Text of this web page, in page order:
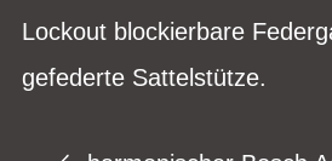
Lockout blockierbare
gefederte Sattelstütze.